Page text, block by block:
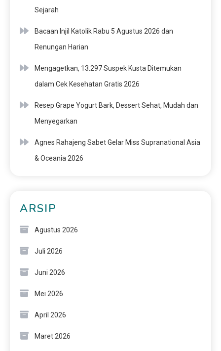
Sejarah
Bacaan Injil Katolik Rabu 5 Agustus 2026 dan
Renungan Harian
Mengagetkan, 13.297 Suspek Kusta Ditemukan
dalam Cek Kesehatan Gratis 2026
Resep Grape Yogurt Bark, Dessert Sehat, Mudah dan
Menyegarkan
Agnes Rahajeng Sabet Gelar Miss Supranational Asia
& Oceania 2026
ARSIP
Agustus 2026
Juli 2026
Juni 2026
Mei 2026
April 2026
Maret 2026